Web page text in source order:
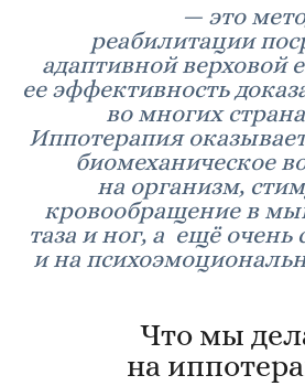
— это
реабилитации
адаптивной верховой
ее эффективность
во многих
Иппотерапия
биомеханическое
на организм,
кровообращение в
таза и ног, а ещё очень
и на
Что мы
на